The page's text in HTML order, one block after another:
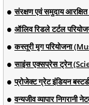
संरक्षण एवं समुदाय
ऑलिव रिडले टर्टल
कस्तूरी मृग परियोजना
साइंस एक्सप्रेस ट्रेन
प्रोजेक्ट ग्रेट इंडियन
वन्यजीव व्यापार निगरानी